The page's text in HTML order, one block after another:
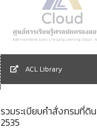
ACL Library
รวมระเบียบคำสั่งกรมที่ดิ
2535